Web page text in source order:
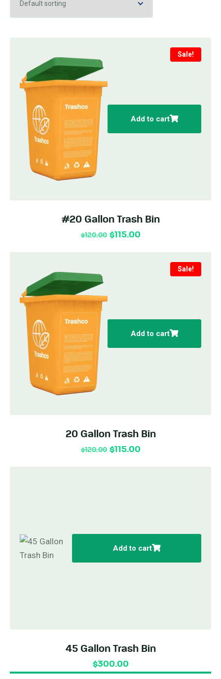
Sale!
Add to cart
#20 Gallon Trash Bin
$120.00 $115.00
Sale!
Add to cart
20 Gallon Trash Bin
$120.00 $115.00
Add to cart
45 Gallon Trash Bin
$300.00